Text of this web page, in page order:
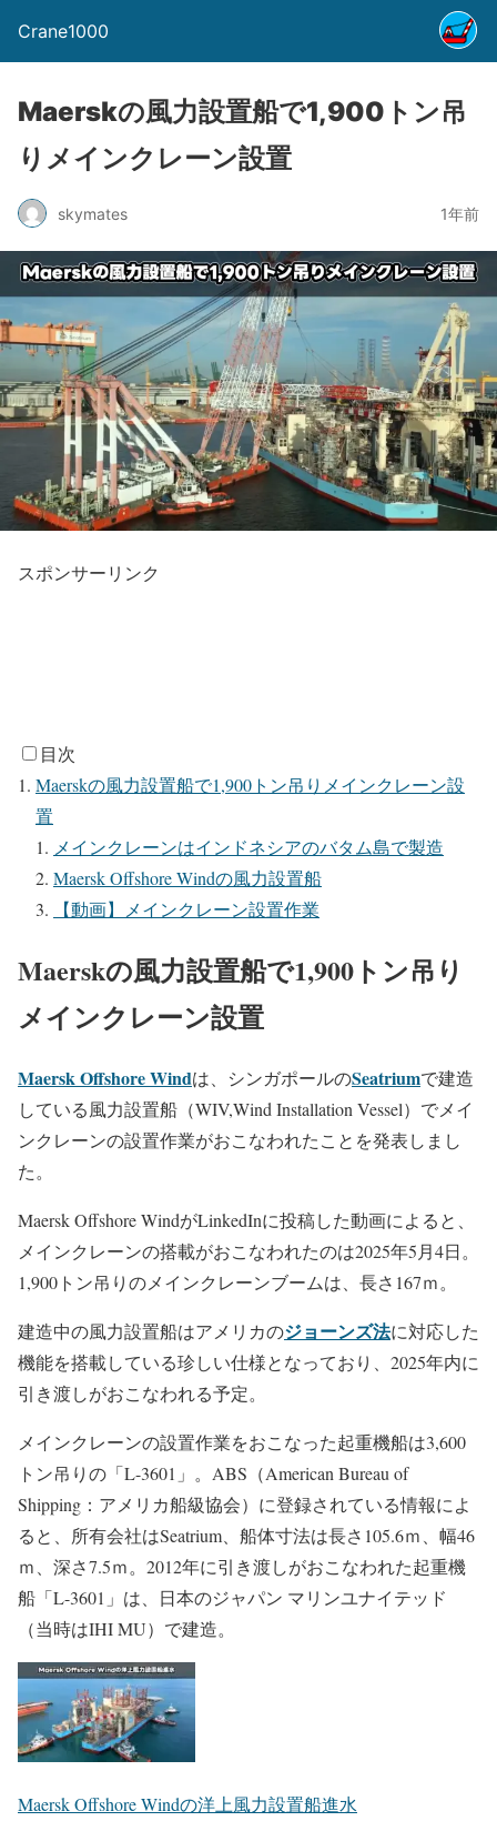
Crane1000
Maerskの風力設置船で1,900トン吊
りメインクレーン設置
skymates 1年前
スポンサーリンク
目次
Maerskの風力設置船で1,900トン吊りメインクレーン設
置
メインクレーンはインドネシアのバタム島で製造
Maersk Offshore Windの風力設置船
【動画】メインクレーン設置作業
Maerskの風力設置船で1,900トン吊り
メインクレーン設置
Maersk Offshore Windは、シンガポールのSeatriumで建造
している風力設置船（WIV,Wind Installation Vessel）でメイ
ンクレーンの設置作業がおこなわれたことを発表しまし
た。
Maersk Offshore WindがLinkedInに投稿した動画によると、
メインクレーンの搭載がおこなわれたのは2025年5月4日。
1,900トン吊りのメインクレーンブームは、長さ167ｍ。
建造中の風力設置船はアメリカのジョーンズ法に対応した
機能を搭載している珍しい仕様となっており、2025年内に
引き渡しがおこなわれる予定。
メインクレーンの設置作業をおこなった起重機船は3,600
トン吊りの「L-3601」。ABS（American Bureau of
Shipping：アメリカ船級協会）に登録されている情報によ
ると、所有会社はSeatrium、船体寸法は長さ105.6ｍ、幅46
ｍ、深さ7.5ｍ。2012年に引き渡しがおこなわれた起重機
船「L-3601」は、日本のジャパン マリンユナイテッド
（当時はIHI MU）で建造。
Maersk Offshore Windの洋上風力設置船進水